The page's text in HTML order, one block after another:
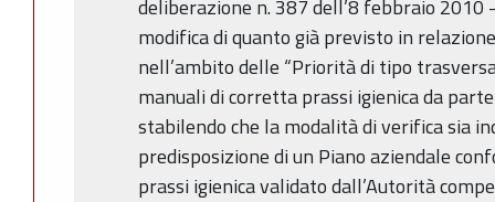
deliberazione n. 387 dell’8 febbraio 2010
modifica di quanto già previsto in
nell’ambito delle “Priorità di tipo
manuali di corretta prassi igienica da
stabilendo che la modalità di verifica sia
predisposizione di un Piano aziendale
prassi igienica validato dall’Autorità